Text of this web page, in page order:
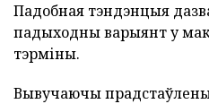
Падобная тэндэнцыя
падыходны варыянт у
тэрміны.
Вывучаючы